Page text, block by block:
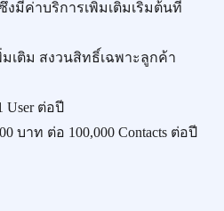
มีค่าบริการเพิ่มเติมเริ่มต้นที่
มเติม สงวนสิทธิ์เฉพาะลูกค้า
User ต่อปี
บาท ต่อ 100,000 Contacts ต่อปี